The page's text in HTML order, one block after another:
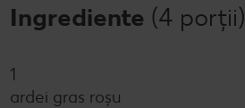
Ingrediente (4 porții)
1
ardei gras roșu